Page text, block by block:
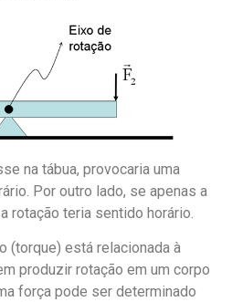
na tábua, provocaria uma
Por outro lado, se apenas a
rotação teria sentido horário.
(torque) está relacionada à
produzir rotação em um corpo
força pode ser determinado